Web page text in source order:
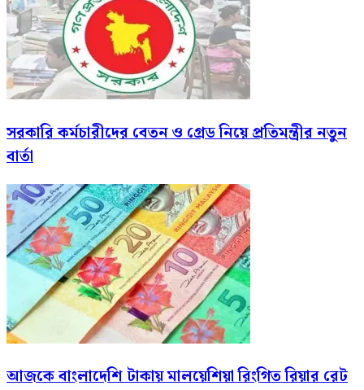
সরকারি কর্মচারীদের বেতন ও গ্রেড নিয়ে প্রতিমন্ত্রীর নতুন
বার্তা
আজকে বাংলাদেশি টাকায় মালয়েশিয়া রিংগিত রিয়ার রেট